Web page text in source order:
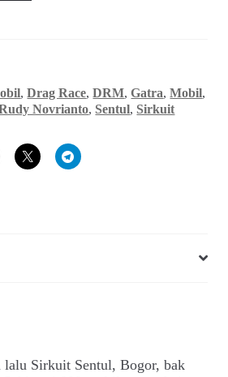
,Drag Race,DRM,Gatra,Mobil,
Novrianto, Sentul, Sirkuit
lalu Sirkuit Sentul, Bogor, bak